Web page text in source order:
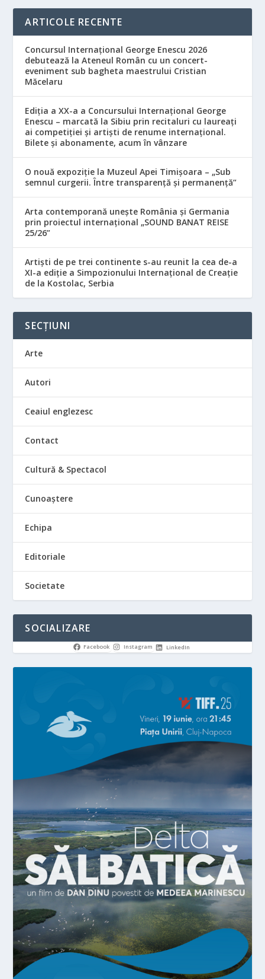
ARTICOLE RECENTE
Concursul Internațional George Enescu 2026
debutează la Ateneul Român cu un concert-
eveniment sub bagheta maestrului Cristian
Măcelaru
Ediția a XX-a a Concursului Internațional George
Enescu – marcată la Sibiu prin recitaluri cu laureați
ai competiției și artiști de renume internațional.
Bilete și abonamente, acum în vânzare
O nouă expoziție la Muzeul Apei Timișoara – „Sub
semnul curgerii. Între transparență și permanență”
Arta contemporană unește România și Germania
prin proiectul internațional „SOUND BANAT REISE
25/26”
Artiști de pe trei continente s-au reunit la cea de-a
XI-a ediție a Simpozionului Internațional de Creație
de la Kostolac, Serbia
SECȚIUNI
Arte
Autori
Ceaiul englezesc
Contact
Cultură & Spectacol
Cunoaștere
Echipa
Editoriale
Societate
SOCIALIZARE
Facebook Instagram LinkedIn